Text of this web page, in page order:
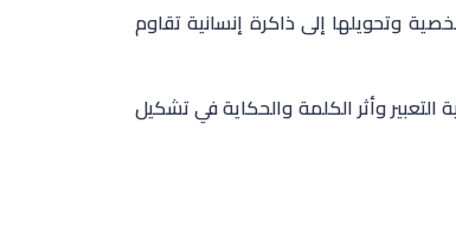
وتحويلها إلى ذاكرة إنسانية تقاوم
وأثر الكلمة والحكاية في تشكيل